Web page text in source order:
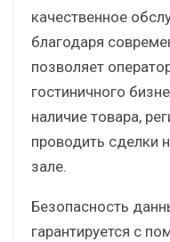
качественное
благодаря
позволяет
гостиничного
наличие товара,
проводить сделки
зале.
Безопасность
гарантируется с